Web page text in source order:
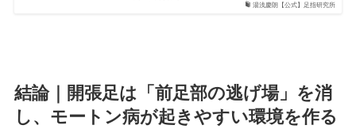
湯浅慶朗【公式】足指研究所
結論｜開張足は「前足部の逃げ場」を消
し、モートン病が起きやすい環境を作る